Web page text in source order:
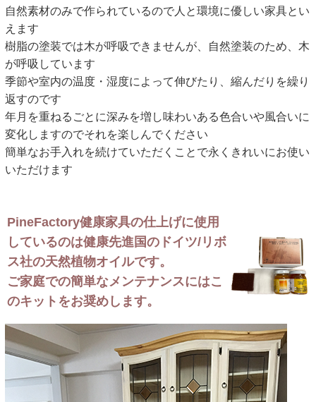
自然素材のみで作られているので人と環境に優しい家具とい
えます
樹脂の塗装では木が呼吸できませんが、自然塗装のため、木
が呼吸しています
季節や室内の温度・湿度によって伸びたり、縮んだりを繰り
返すのです
年月を重ねるごとに深みを増し味わいある色合いや風合いに
変化しますのでそれを楽しんでください
簡単なお手入れを続けていただくことで永くきれいにお使い
いただけます
PineFactory健康家具の仕上げに使用
しているのは健康先進国のドイツ/リボ
ス社の天然植物オイルです。
ご家庭での簡単なメンテナンスにはこ
のキットをお奨めします。